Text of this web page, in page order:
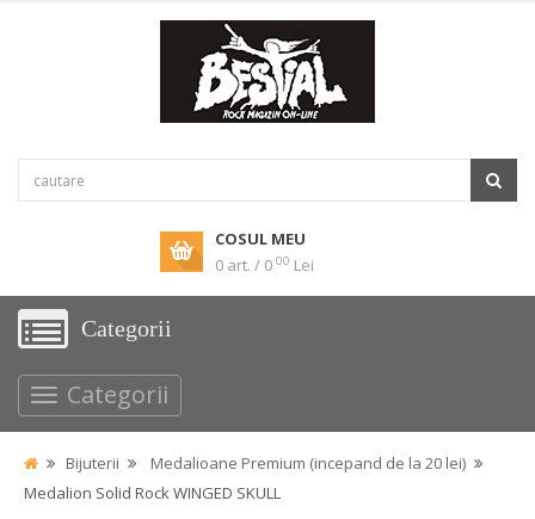
COSUL MEU
0 art. / 0 00 Lei
Categorii
Categorii
Bijuterii
Medalioane Premium (incepand de la 20 lei)
Medalion Solid Rock WINGED SKULL